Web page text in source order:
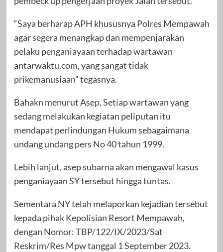
“Saya berharap APH khususnya Polres Mempawah
agar segera menangkap dan mempenjarakan
pelaku penganiayaan terhadap wartawan
antarwaktu.com, yang sangat tidak
prikemanusiaan” tegasnya.
Bahakn menurut Asep, Setiap wartawan yang
sedang melakukan kegiatan peliputan itu
mendapat perlindungan Hukum sebagaimana
undang undang pers No 40 tahun 1999.
Lebih lanjut, asep subarna akan mengawal kasus
penganiayaan SY tersebut hingga tuntas.
Sementara NY telah melaporkan kejadian tersebut
kepada pihak Kepolisian Resort Mempawah,
dengan Nomor: TBP/122/IX/2023/Sat
Reskrim/Res Mpw tanggal 1 September 2023.